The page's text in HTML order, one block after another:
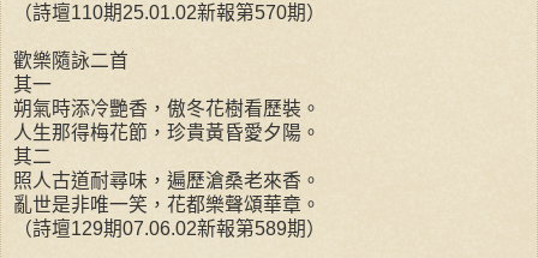
（詩壇110期25.01.02新報第570期）
歡樂隨詠二首
其一
朔氣時添冷艷香，傲冬花樹看歷裝。
人生那得梅花節，珍貴黃昏愛夕陽。
其二
照人古道耐尋味，遍歷滄桑老來香。
亂世是非唯一笑，花都樂聲頌華章。
（詩壇129期07.06.02新報第589期）